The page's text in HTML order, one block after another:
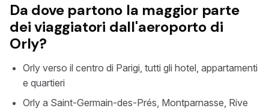
Da dove partono la maggior parte
dei viaggiatori dall'aeroporto di
Orly?
Orly verso il centro di Parigi, tutti gli hotel, appartamenti
e quartieri
Orly a Saint-Germain-des-Prés, Montparnasse, Rive